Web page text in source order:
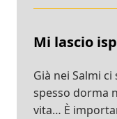
Mi lascio
Già nei Salmi
spesso dorma
vita… È